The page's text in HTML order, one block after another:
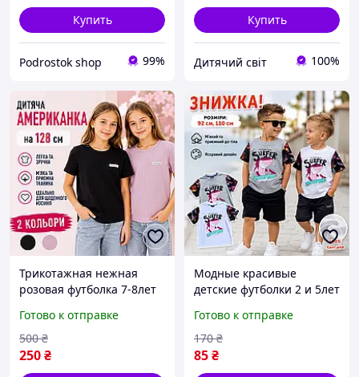
Купить
Podrostok shop 99%
Купить
Дитячий світ 100%
Трикотажная нежная
розовая футболка 7-8лет
однотонные нарядные
футболки для школы
Готово к отправке
250₴
500 ₴
Модные красивые
детские футболки 2 и 5лет
повседневная футболка с
принтом акула ребенку
Готово к отправке
85₴
170 ₴